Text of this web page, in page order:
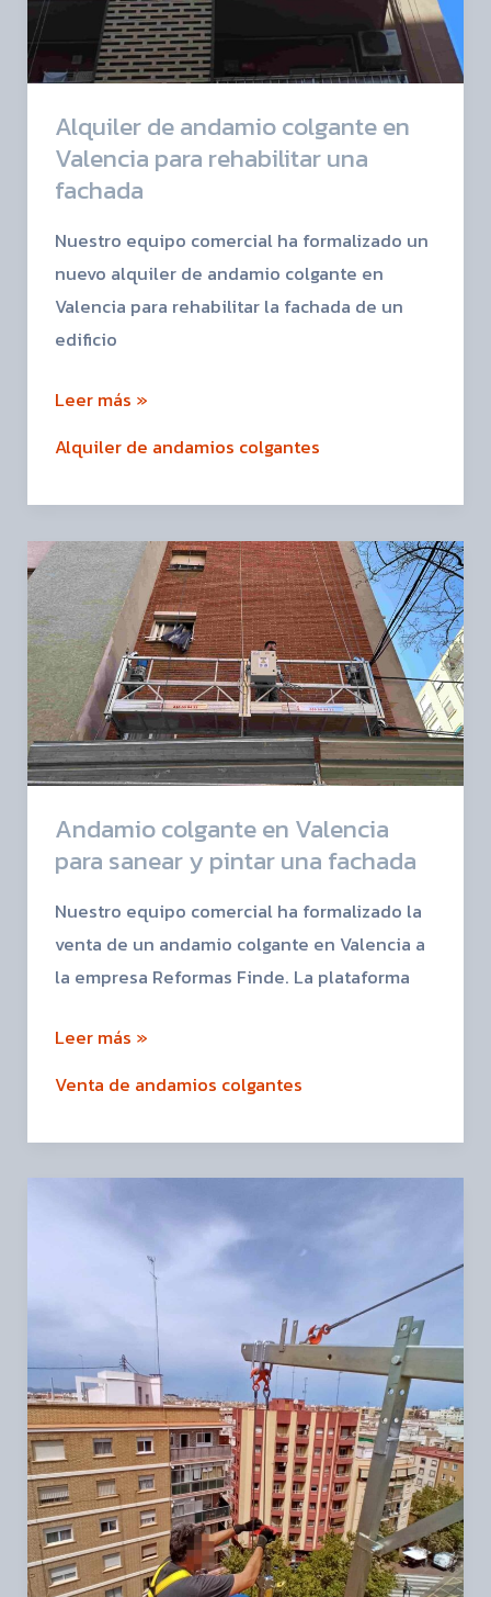
Alquiler de andamio colgante en
Valencia para rehabilitar una
fachada
Nuestro equipo comercial ha formalizado un
nuevo alquiler de andamio colgante en
Valencia para rehabilitar la fachada de un
edificio
Leer más »
Alquiler de andamios colgantes
Andamio colgante en Valencia
para sanear y pintar una fachada
Nuestro equipo comercial ha formalizado la
venta de un andamio colgante en Valencia a
la empresa Reformas Finde. La plataforma
Andamio
colgante
en
Valencia
para
sanear
y
pintar
una
fachada
Leer más »
Venta de andamios colgantes
Valencia
a
Fachadas
Monzón